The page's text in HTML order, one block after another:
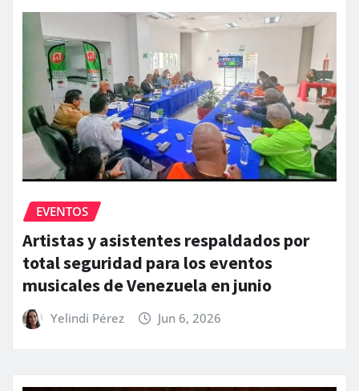
EVENTOS
Artistas y asistentes respaldados por
total seguridad para los eventos
musicales de Venezuela en junio
Yelindi Pérez Jun 6, 2026